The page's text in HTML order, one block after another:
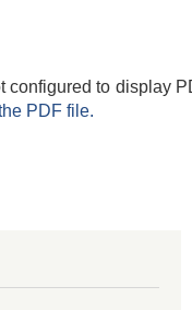
configured to display
PDF file.